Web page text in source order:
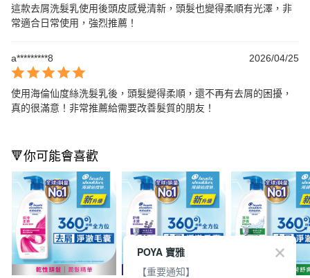
這款去屑洗髮乳使用後頭皮感覺清新，頭髮也變得柔順有光澤，非
常適合日常使用，強烈推薦！
a*********8 2026/04/25
使用海倫仙度絲洗髮乳後，頭髮變得柔順，還不再有去屑的困擾，
真的很滿意！非常推薦給需要改善髮質的朋友！
🔻你可能會喜歡
POYA 寶雅
【重要通知】